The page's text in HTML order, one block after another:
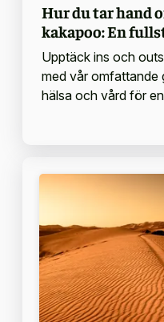
Hur du tar hand
kakapoo: En
Upptäck ins och
med vår omfattande
hälsa och vård för